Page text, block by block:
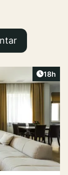
Artikel
18h